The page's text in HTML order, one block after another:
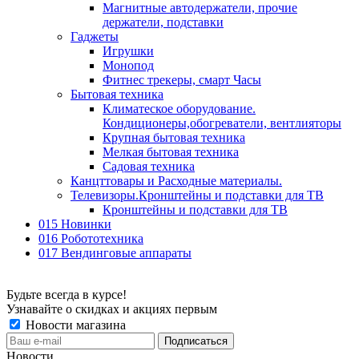
Магнитные автодержатели, прочие
держатели, подставки
Гаджеты
Игрушки
Монопод
Фитнес трекеры, смарт Часы
Бытовая техника
Климатеское оборудование.
Кондиционеры,обогреватели, вентлияторы
Крупная бытовая техника
Мелкая бытовая техника
Садовая техника
Канцттовары и Расходные материалы.
Телевизоры.Кронштейны и подставки для ТВ
Кронштейны и подставки для ТВ
015 Новинки
016 Робототехника
017 Вендинговые аппараты
Будьте всегда в курсе!
Узнавайте о скидках и акциях первым
Новости магазина